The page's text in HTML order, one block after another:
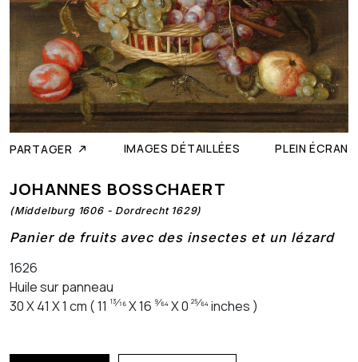
PARTAGER IMAGES DÉTAILLÉES PLEIN ÉCRAN
JOHANNES BOSSCHAERT
(Middelburg 1606 - Dordrecht 1629)
Panier de fruits avec des insectes et un lézard
1626
Huile sur panneau
30 X 41 X 1 cm ( 11 13⁄16X 16 9⁄64X 0 25⁄64inches )